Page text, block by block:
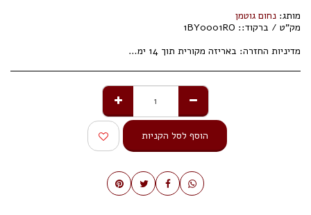
מותג: נחום גוטמן
מק"ט / ברקוד:: 1BY0001RO
מדיניות החזרה: באריזה מקורית תוך 14 ימי עסקים.
הוסף לסל הקניות